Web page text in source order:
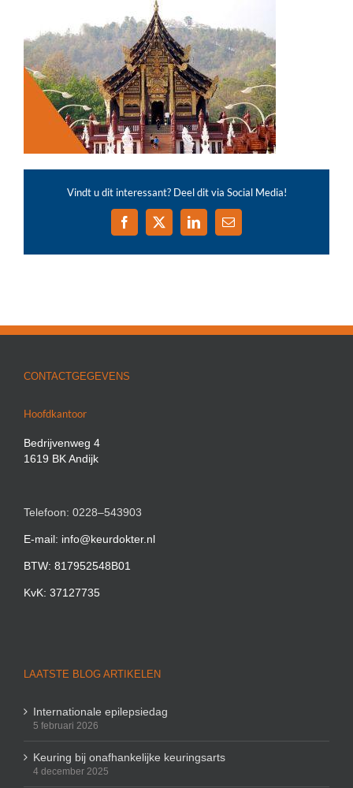
Vindt u dit interessant? Deel dit via Social Media!
Facebook
X LinkedIn
E-
CONTACTGEGEVENS
Hoofdkantoor
Bedrijvenweg 4
1619 BK Andijk
Telefoon: 0228–543903
E-mail: info@keurdokter.nl
BTW: 817952548B01
KvK: 37127735
LAATSTE BLOG ARTIKELEN
Internationale epilepsiedag
5 februari 2026
Keuring bij onafhankelijke keuringsarts
4 december 2025